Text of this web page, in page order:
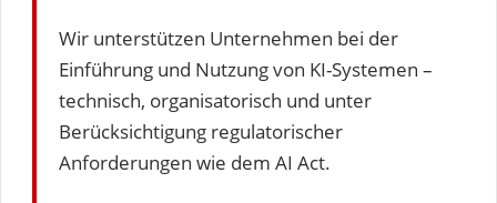
Wir unterstützen Unternehmen bei der
Einführung und Nutzung von KI-Systemen –
technisch, organisatorisch und unter
Berücksichtigung regulatorischer
Anforderungen wie dem AI Act.